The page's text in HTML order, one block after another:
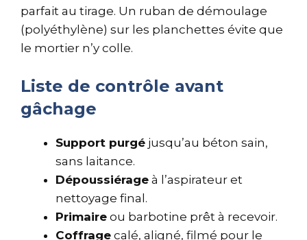
parfait au tirage. Un ruban de démoulage
(polyéthylène) sur les planchettes évite que
le mortier n’y colle.
Liste de contrôle avant
gâchage
Support purgé jusqu’au béton sain,
sans laitance.
Dépoussiérage à l’aspirateur et
nettoyage final.
Primaire ou barbotine prêt à recevoir.
Coffrage calé, aligné, filmé pour le